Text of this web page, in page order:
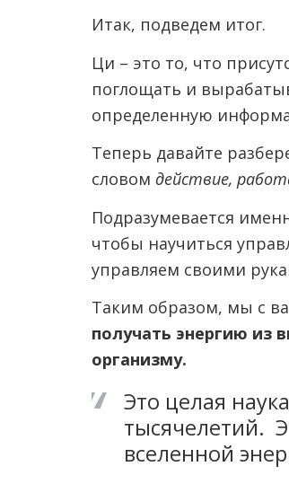
Итак, подведем итог.
Ци – это то, что
поглощать и
определенную
Теперь давайте
словом действие,
Подразумевается
чтобы научиться
управляем своими
Таким образом, мы с
получать энергию из
организму.
Это целая
тысячелетий.
вселенной